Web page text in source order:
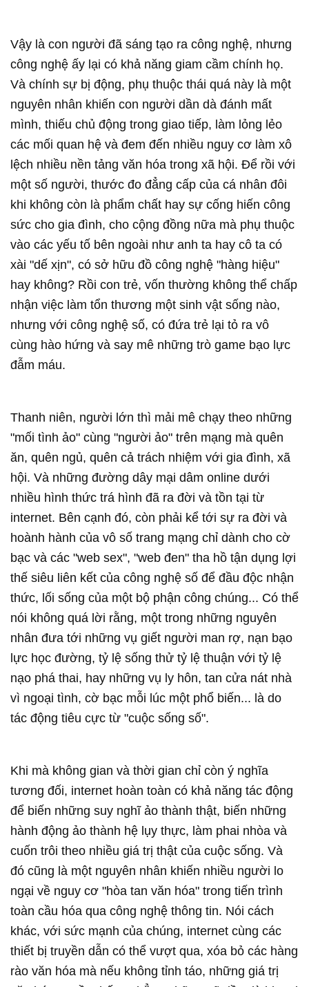
Vậy là con người đã sáng tạo ra công nghệ, nhưng
công nghệ ấy lại có khả năng giam cầm chính họ.
Và chính sự bị động, phụ thuộc thái quá này là một
nguyên nhân khiến con người dần dà đánh mất
mình, thiếu chủ động trong giao tiếp, làm lỏng lẻo
các mối quan hệ và đem đến nhiều nguy cơ làm xô
lệch nhiều nền tảng văn hóa trong xã hội. Ðể rồi với
một số người, thước đo đẳng cấp của cá nhân đôi
khi không còn là phẩm chất hay sự cống hiến công
sức cho gia đình, cho cộng đồng nữa mà phụ thuộc
vào các yếu tố bên ngoài như anh ta hay cô ta có
xài "dế xịn", có sở hữu đồ công nghệ "hàng hiệu"
hay không? Rồi con trẻ, vốn thường không thể chấp
nhận việc làm tổn thương một sinh vật sống nào,
nhưng với công nghệ số, có đứa trẻ lại tỏ ra vô
cùng hào hứng và say mê những trò game bạo lực
đẫm máu.
Thanh niên, người lớn thì mải mê chạy theo những
"mối tình ảo" cùng "người ảo" trên mạng mà quên
ăn, quên ngủ, quên cả trách nhiệm với gia đình, xã
hội. Và những đường dây mại dâm online dưới
nhiều hình thức trá hình đã ra đời và tồn tại từ
internet. Bên cạnh đó, còn phải kể tới sự ra đời và
hoành hành của vô số trang mạng chỉ dành cho cờ
bạc và các "web sex", "web đen" tha hồ tận dụng lợi
thế siêu liên kết của công nghệ số để đầu độc nhận
thức, lối sống của một bộ phận công chúng... Có thể
nói không quá lời rằng, một trong những nguyên
nhân đưa tới những vụ giết người man rợ, nạn bạo
lực học đường, tỷ lệ sống thử tỷ lệ thuận với tỷ lệ
nạo phá thai, hay những vụ ly hôn, tan cửa nát nhà
vì ngoại tình, cờ bạc mỗi lúc một phổ biến... là do
tác động tiêu cực từ "cuộc sống số".
Khi mà không gian và thời gian chỉ còn ý nghĩa
tương đối, internet hoàn toàn có khả năng tác động
để biến những suy nghĩ ảo thành thật, biến những
hành động ảo thành hệ lụy thực, làm phai nhòa và
cuốn trôi theo nhiều giá trị thật của cuộc sống. Và
đó cũng là một nguyên nhân khiến nhiều người lo
ngại về nguy cơ "hòa tan văn hóa" trong tiến trình
toàn cầu hóa qua công nghệ thông tin. Nói cách
khác, với sức mạnh của chúng, internet cùng các
thiết bị truyền dẫn có thể vượt qua, xóa bỏ các hàng
rào văn hóa mà nếu không tỉnh táo, những giá trị